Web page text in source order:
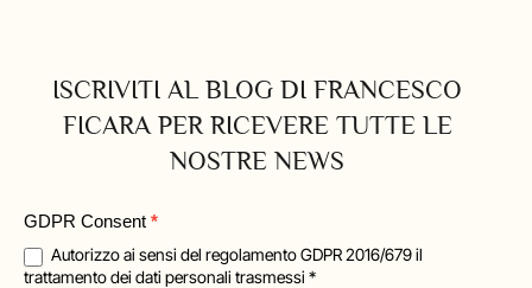
ISCRIVITI AL BLOG DI FRANCESCO
FICARA PER RICEVERE TUTTE LE
NOSTRE NEWS
Blog
Iscrizione
GDPR Consent *
trattamento dei dati personali trasmessi *